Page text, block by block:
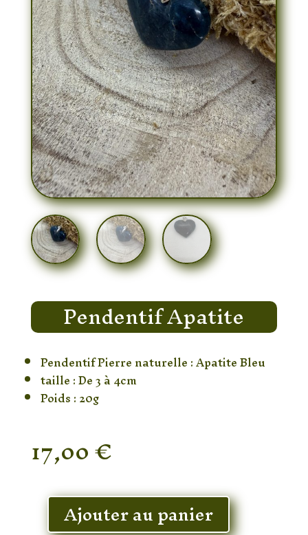
Pendentif Apatite
Pendentif Pierre naturelle : Apatite Bleu
taille : De 3 à 4cm
Poids : 20g
17,00€
En stock
quantitéAjouter au panier